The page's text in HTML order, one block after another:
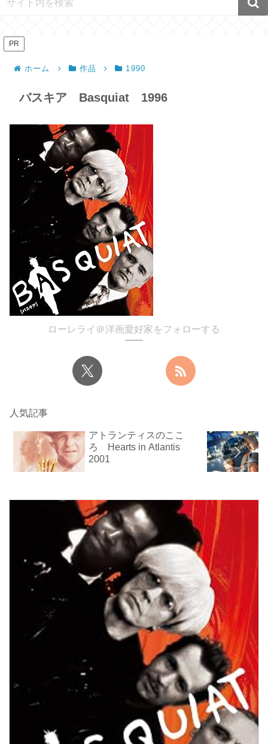
PR
ホーム 作品 1990
バスキア Basquiat 1996
ローレライ＠洋画愛好家をフォローする
人気記事
アトランティスのここ
ろ Hearts in Atlantis
2001